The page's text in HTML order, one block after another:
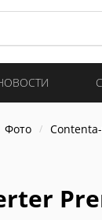
Фото